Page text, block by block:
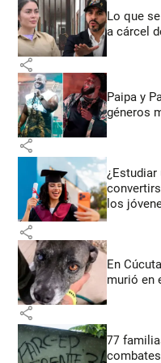
Lo que
a cárcel
share
Paipa y
géneros
share
los
share
En
murió en
share
77